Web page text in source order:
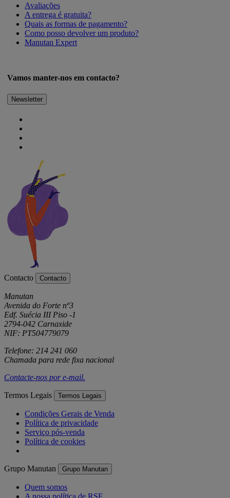
Avaliações
A entrega é gratuita?
Quais as formas de pagamento?
Como posso devolver um produto?
Manutan Expert
Vamos manter-nos em contacto?
Newsletter
Contacto Contacto
Manutan
Avenida do Forte nº3
Edf. Suécia III Piso -1
2794-042 Carnaxide
NIF: PT504779079
Telefone: 214 241 060
Chamada para rede fixa nacional
Contacte-nos pore-mail.
Termos Legais Termos Legais
Condições Gerais de Venda
Política de privacidade
Serviço pós-venda
Política de cookies
Grupo Manutan Grupo Manutan
Quem somos
A nossa política de RSE